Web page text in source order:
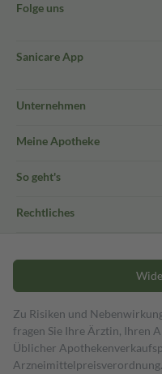
Folge uns
Sanicare App
Unternehmen
Meine Apotheke
So geht's
Rechtliches
Zu Risiken und
fragen Sie Ihre Ärztin, Ihren
Üblicher